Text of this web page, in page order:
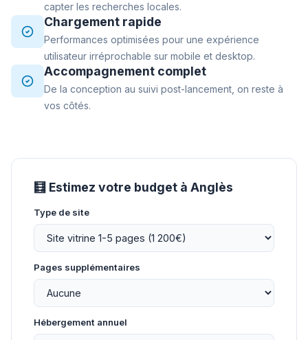
capter les recherches locales.
Chargement rapide
Performances optimisées pour une expérience
utilisateur irréprochable sur mobile et desktop.
Accompagnement complet
De la conception au suivi post-lancement, on reste à
vos côtés.
🧮 Estimez votre budget à Anglès
Type de site
Pages supplémentaires
Hébergement annuel